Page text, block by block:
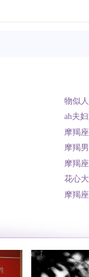
物似
ah夫
摩羯
摩羯
摩羯
花心
摩羯